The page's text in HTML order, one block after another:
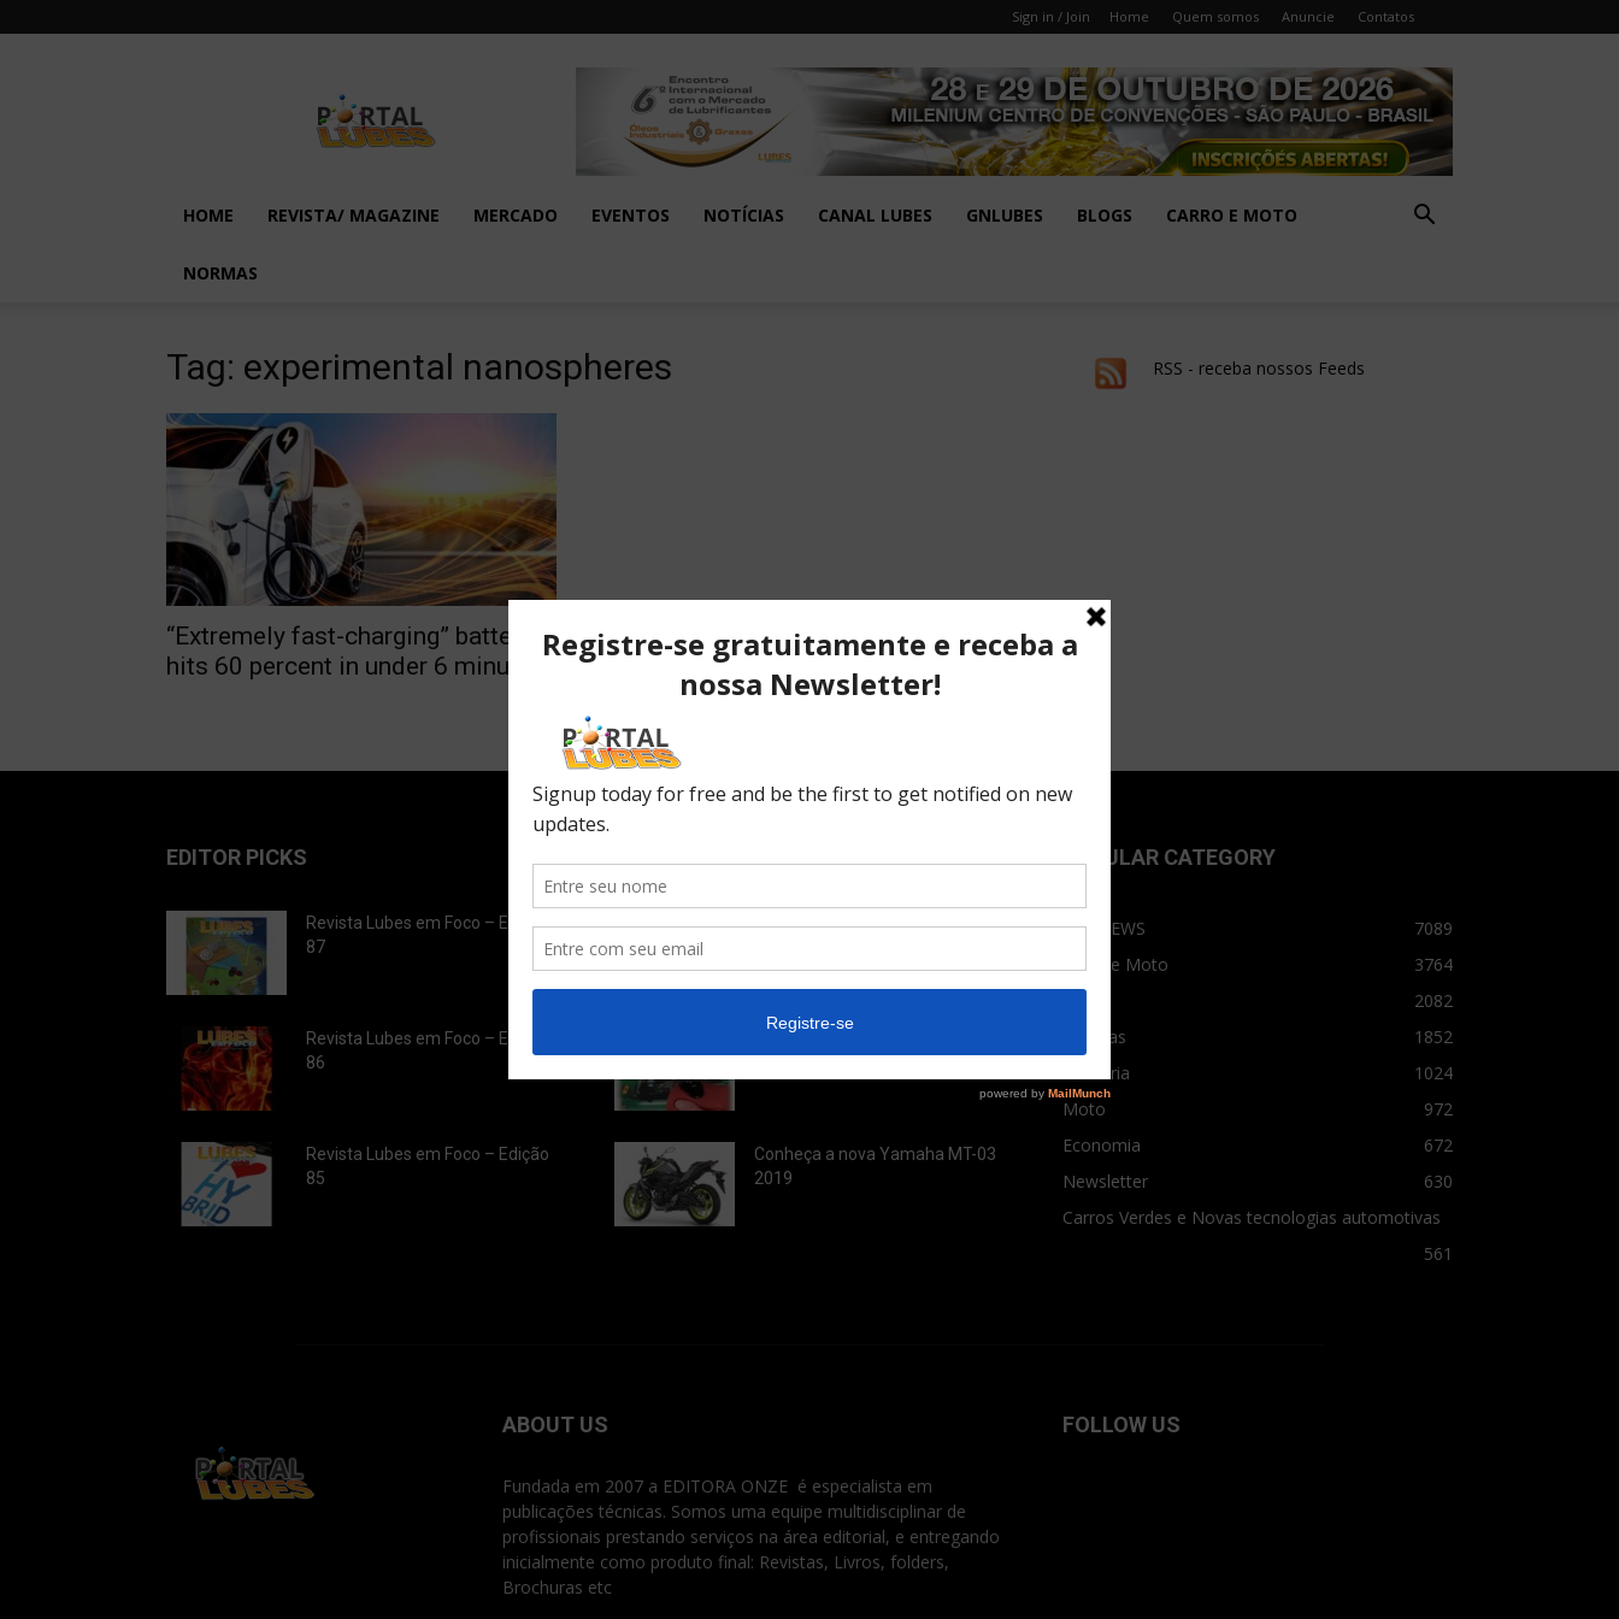
Sign in / Join Home Quem somos Anuncie Contatos
em
Foco
HOME REVISTA/ MAGAZINE MERCADO EVENTOS NOTÍCIAS CANAL LUBES GNLUBES BLOGS CARRO E MOTO
NORMAS
Tag: experimental nanospheres
“Extremely fast-charging” battery
hits 60 percent in under 6 minutes
RSS - receba nossos Feeds
EDITOR PICKS
Revista Lubes em Foco – Edição
87
Revista Lubes em Foco – Edição
86
Revista Lubes em Foco – Edição
85
Desvendando os segredos dos
desempenho...
10 causas da queda de pressão
Conheça a nova Yamaha MT-03
2019
POPULAR CATEGORY
TOPNEWS
7089
Carro e Moto
3764
2082
Notícias
1852
Indústria
1024
Moto
972
Economia
672
Newsletter
630
Carros Verdes e Novas tecnologias automotivas
561
ABOUT US
Fundada em 2007 a EDITORA ONZE é especialista em
publicações técnicas. Somos uma equipe multidisciplinar de
profissionais prestando serviços na área editorial, e entregando
inicialmente como produto final: Revistas, Livros, folders,
Brochuras etc
FOLLOW US